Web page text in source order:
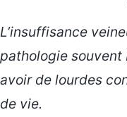
L’insuffisance
pathologie souvent
avoir de lourdes
de vie.